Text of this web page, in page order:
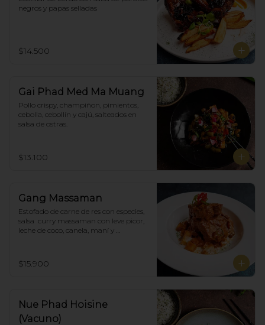
negros y papas selladas
$14.500
Gai Phad Med Ma Muang
Pollo crispy, champiñon, pimientos,
cebolla, cebollín y cajú, salteados en
salsa de ostras.
$13.100
Gang Massaman
Estofado de carne de res con especies,
salsa  curry massaman con leve picor,
leche de coco, canela, maní y
$15.900
Nue Phad Hoisine
(Vacuno)